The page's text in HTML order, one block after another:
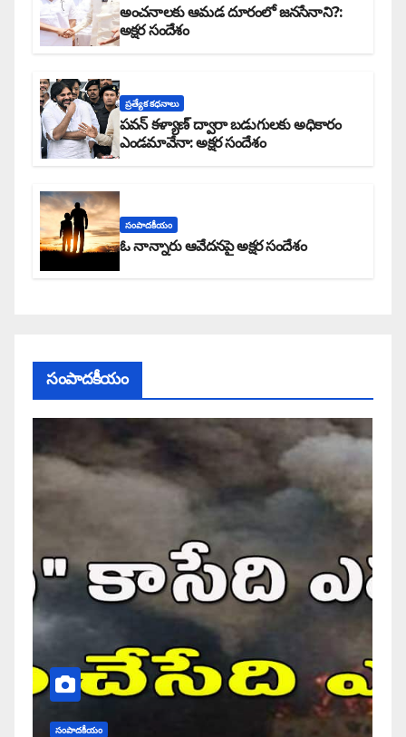
అంచనాలకు ఆమడ దూరంలో జనసేనాని?:
అక్షర సందేశం
ప్రత్యేక కధనాలు
పవన్ కళ్యాణ్ ద్వారా బడుగులకు అధికారం
ఎండమావేనా: అక్షర సందేశం
సంపాదకీయం
ఓ నాన్నారు ఆవేదనపై అక్షర సందేశం
సంపాదకీయం
సంపాదకీయం